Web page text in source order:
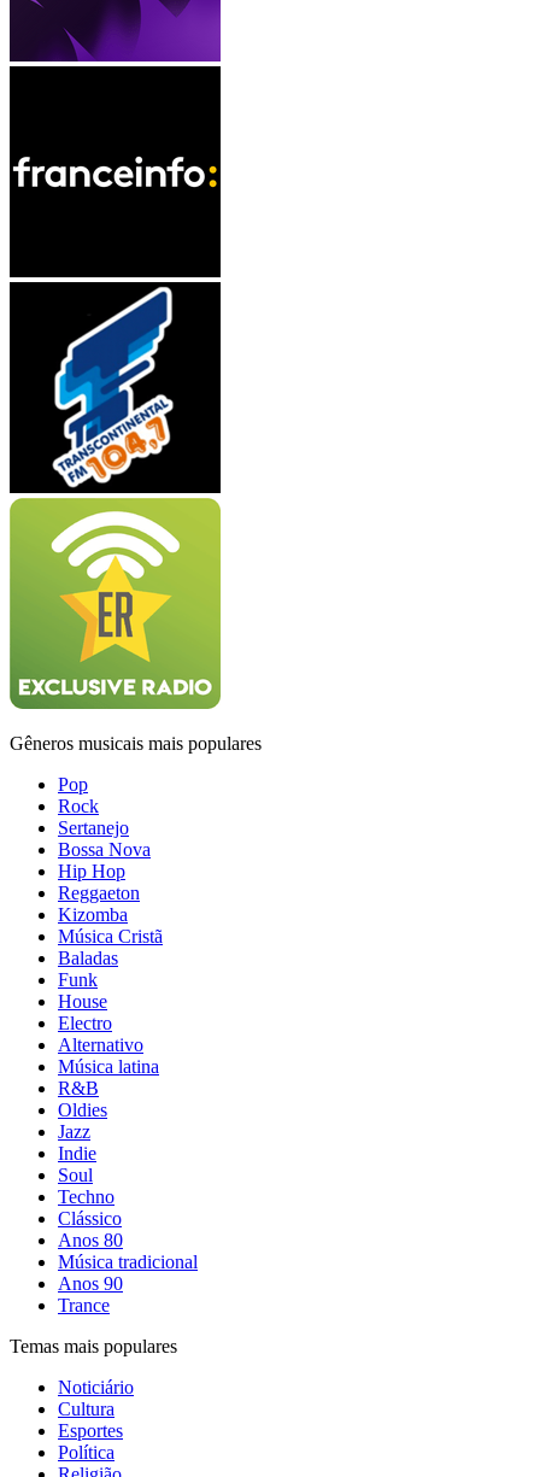
Gêneros musicais mais populares
Pop
Rock
Sertanejo
Bossa Nova
Hip Hop
Reggaeton
Kizomba
Música Cristã
Baladas
Funk
House
Electro
Alternativo
Música latina
R&B
Oldies
Jazz
Indie
Soul
Techno
Clássico
Anos 80
Música tradicional
Anos 90
Trance
Temas mais populares
Noticiário
Cultura
Esportes
Política